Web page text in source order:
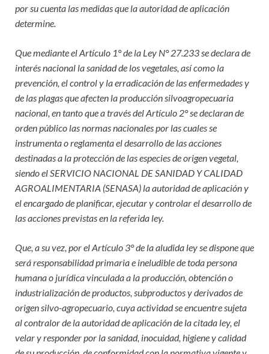
por su cuenta las medidas que la autoridad de aplicación
determine.
Que mediante el Artículo 1° de la Ley N° 27.233 se declara de
interés nacional la sanidad de los vegetales, así como la
prevención, el control y la erradicación de las enfermedades y
de las plagas que afecten la producción silvoagropecuaria
nacional, en tanto que a través del Artículo 2° se declaran de
orden público las normas nacionales por las cuales se
instrumenta o reglamenta el desarrollo de las acciones
destinadas a la protección de las especies de origen vegetal,
siendo el SERVICIO NACIONAL DE SANIDAD Y CALIDAD
AGROALIMENTARIA (SENASA) la autoridad de aplicación y
el encargado de planificar, ejecutar y controlar el desarrollo de
las acciones previstas en la referida ley.
Que, a su vez, por el Artículo 3° de la aludida ley se dispone que
será responsabilidad primaria e ineludible de toda persona
humana o jurídica vinculada a la producción, obtención o
industrialización de productos, subproductos y derivados de
origen silvo-agropecuario, cuya actividad se encuentre sujeta
al contralor de la autoridad de aplicación de la citada ley, el
velar y responder por la sanidad, inocuidad, higiene y calidad